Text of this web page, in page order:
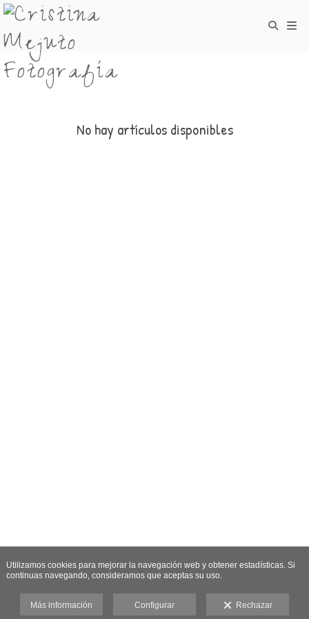
No hay artículos disponibles
Utilizamos cookies para mejorar la navegación web y obtener estadísticas. Si
continuas navegando, consideramos que aceptas su uso.
Más información Configurar Rechazar